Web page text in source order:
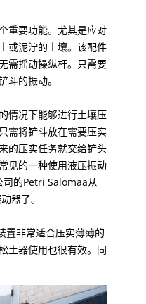
重要功能。尤其是应对
或泥泞的土壤。该配件
需摇动操纵杆。只需要
斗的振动。
情况下能够进行土壤压
需将铲斗放在需要压实
的压实任务就交给铲头
见的一种使用液压振动
的Petri Salomaa从
器了。
置非常适合压实薄薄的
土器使用也很有效。同